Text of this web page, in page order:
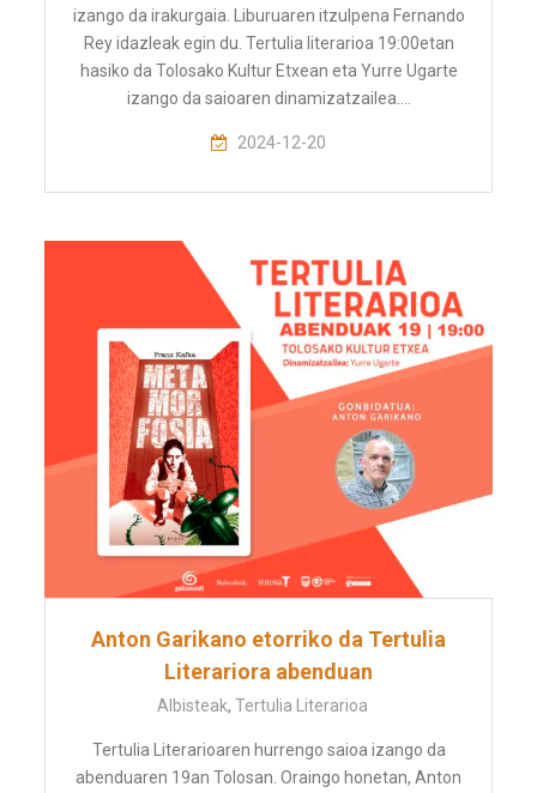
izango da irakurgaia. Liburuaren itzulpena Fernando
Rey idazleak egin du. Tertulia literarioa 19:00etan
hasiko da Tolosako Kultur Etxean eta Yurre Ugarte
izango da saioaren dinamizatzailea.…
2024-12-20
Anton Garikano etorriko da Tertulia
Literariora abenduan
Albisteak, Tertulia Literarioa
Tertulia Literarioaren hurrengo saioa izango da
abenduaren 19an Tolosan. Oraingo honetan, Anton